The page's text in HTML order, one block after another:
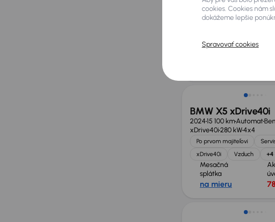
202432 141 kmAutomat
142 kW4x4
Mesačná
BMW X5 xDrive40i
202415 100 kmAutomat
xDrive40i280 kW4x4
Po prvom majiteľovi
xDrive40i
Vzduch +4
Mesačná
splátka
na mieru
cookies. Cookies nám
dokážeme lepšie
Spravovať cookies